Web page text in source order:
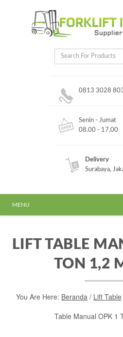
0813 3028
Senin - Jumat
08.00 - 17.00
Delivery
Surabaya,
MENU
LIFT TABLE
TON 1,2
You Are Here: Beranda / Lift Table
Table Manual OPK 1